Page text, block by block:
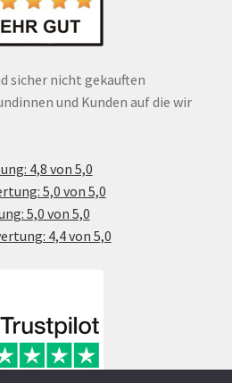
sicher nicht gekauften
und Kunden auf die wir
4,8 von 5,0
5,0 von 5,0
5,0 von 5,0
4,4 von 5,0